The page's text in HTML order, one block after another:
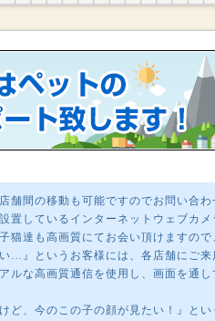
舗間の移動も可能ですのでお問い合わ
置しているインターネットウェブカ
猫達も高画質にてお会い頂けますので
…』というお客様には、各店舗にご来
ルな高画質通信を使用し、画面を通し
ど、今のこの子の顔が見たい！』と